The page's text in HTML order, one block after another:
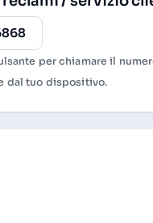
per chiamare il
dal tuo dispositivo.